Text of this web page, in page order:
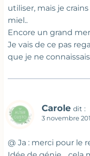
utiliser, mais je
miel..
Encore un grand
Je vais de ce pas
que je ne connaissais
Carole dit :
3 novembre
@ Ja : merci pour le